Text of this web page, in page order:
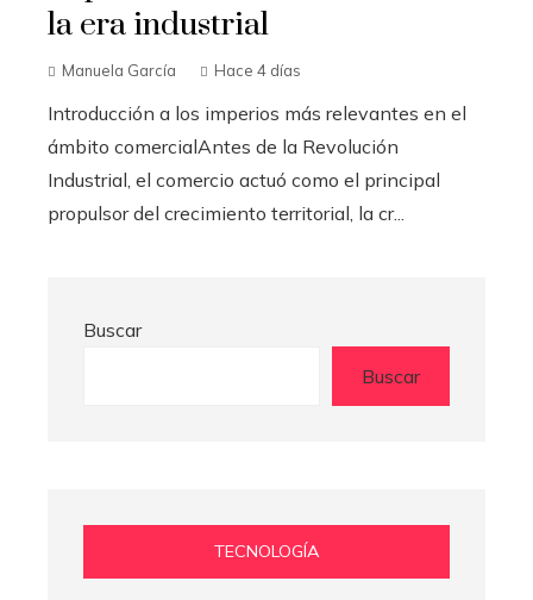
la era industrial
Manuela García Hace 4 días
Introducción a los imperios más relevantes en el
ámbito comercialAntes de la Revolución
Industrial, el comercio actuó como el principal
propulsor del crecimiento territorial, la cr...
Buscar
Buscar
TECNOLOGÍA